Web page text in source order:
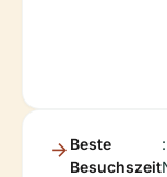
Beste
Besuchszeit